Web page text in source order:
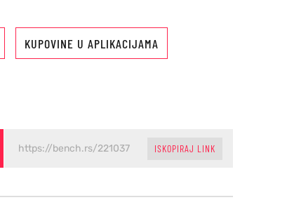
KUPOVINE U APLIKACIJAMA
ISKOPIRAJ LINK